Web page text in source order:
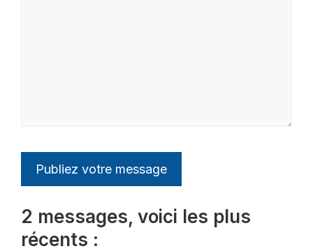
2 messages, voici les plus
récents :